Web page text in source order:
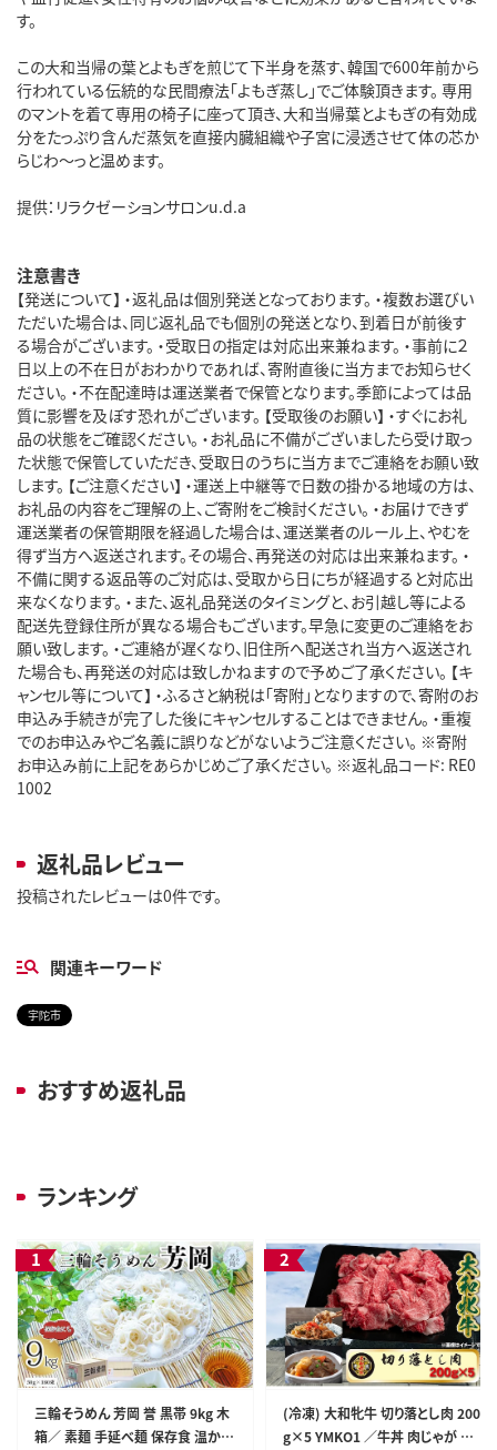
す。
この大和当帰の葉とよもぎを煎じて下半身を蒸す、韓国で600年前から
行われている伝統的な民間療法「よもぎ蒸し」でご体験頂きます。 専用
のマントを着て専用の椅子に座って頂き、大和当帰葉とよもぎの有効成
分をたっぷり含んだ蒸気を直接内臓組織や子宮に浸透させて体の芯か
らじわ～っと温めます。
提供：リラクゼーションサロンu.d.a
注意書き
【発送について】 ・返礼品は個別発送となっております。 ・複数お選びい
ただいた場合は、同じ返礼品でも個別の発送となり、到着日が前後す
る場合がございます。 ・受取日の指定は対応出来兼ねます。 ・事前に２
日以上の不在日がおわかりであれば、寄附直後に当方までお知らせく
ださい。 ・不在配達時は運送業者で保管となります。季節によっては品
質に影響を及ぼす恐れがございます。 【受取後のお願い】 ・すぐにお礼
品の状態をご確認ください。 ・お礼品に不備がございましたら受け取っ
た状態で保管していただき、受取日のうちに当方までご連絡をお願い致
します。 【ご注意ください】 ・運送上中継等で日数の掛かる地域の方は、
お礼品の内容をご理解の上、ご寄附をご検討ください。 ・お届けできず
運送業者の保管期限を経過した場合は、運送業者のルール上、やむを
得ず当方へ返送されます。その場合、再発送の対応は出来兼ねます。 ・
不備に関する返品等のご対応は、受取から日にちが経過すると対応出
来なくなります。 ・また、返礼品発送のタイミングと、お引越し等による
配送先登録住所が異なる場合もございます。早急に変更のご連絡をお
願い致します。 ・ご連絡が遅くなり、旧住所へ配送され当方へ返送され
た場合も、再発送の対応は致しかねますので予めご了承ください。 【キ
ャンセル等について】 ・ふるさと納税は「寄附」となりますので、寄附のお
申込み手続きが完了した後にキャンセルすることはできません。 ・重複
でのお申込みやご名義に誤りなどがないようご注意ください。 ※寄附
お申込み前に上記をあらかじめご了承ください。 ※返礼品コード: RE0
1002
返礼品レビュー
投稿されたレビューは0件です。
関連キーワード
宇陀市
おすすめ返礼品
ランキング
三輪そうめん 芳岡 誉 黒帯 9kg 木
箱／ 素麺 手延べ麺 保存食 温かい
(冷凍) 大和牝牛 切り落とし肉 200
g×5 YMKO1 ／牛丼 肉じゃが 焼